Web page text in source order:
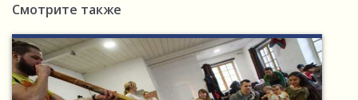
Смотрите также